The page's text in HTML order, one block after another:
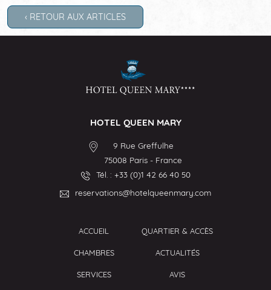
‹ RETOUR AUX ARTICLES
HOTEL QUEEN MARY
9 Rue Greffulhe
75008 Paris - France
Tél. : +33 (0)1 42 66 40 50
reservations@hotelqueenmary.com
ACCUEIL
CHAMBRES
SERVICES
QUARTIER & ACCÈS
ACTUALITÉS
AVIS